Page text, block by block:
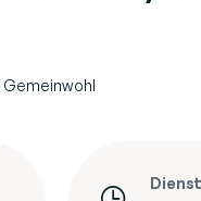
Gemeinwohl